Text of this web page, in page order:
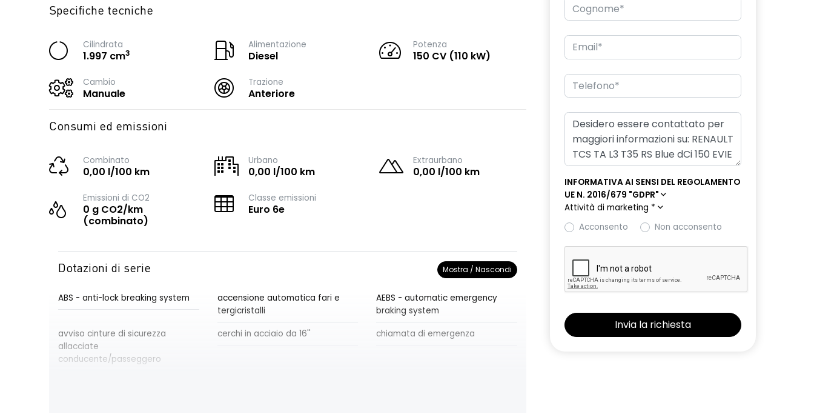
Specifiche tecniche
Cilindrata
1.997 cm3
Alimentazione
Diesel
Potenza
150 CV (110 kW)
Cambio
Manuale
Trazione
Anteriore
Consumi ed emissioni
Combinato
0,00 l/100 km
Urbano
0,00 l/100 km
Extraurbano
0,00 l/100 km
Emissioni di CO2
0 g CO2/km
(combinato)
Classe emissioni
Euro 6e
Dotazioni di serie Mostra / Nascondi
ABS - anti-lock breaking system
accensione automatica fari e
tergicristalli
AEBS - automatic emergency
braking system
avviso cinture di sicurezza
allacciate
conducente/passeggero
cerchi in acciaio da 16'' chiamata di emergenza
INFORMATIVA AI SENSI DEL REGOLAMENTO
UE N. 2016/679 "GDPR"
Attività di marketing *
Acconsento
Non acconsento